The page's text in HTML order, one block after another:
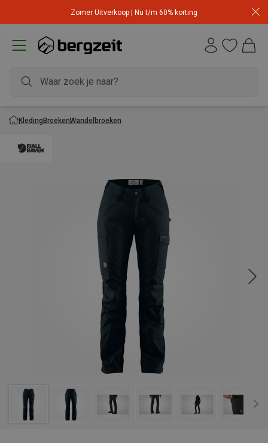
Zomer Uitverkoop | Nu t/m 60% korting
KledingBroekenWandelbroeken